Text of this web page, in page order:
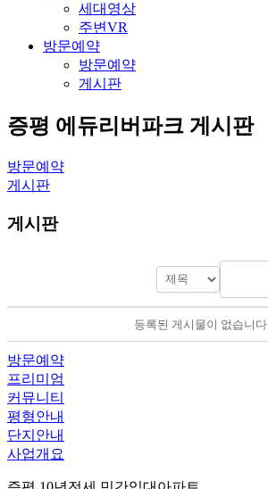
세대영상
주변VR
방문예약
방문예약
게시판
증평 에듀리버파크 게시판
방문예약
게시판
게시판
등록된 게시물이 없습니다
방문예약
프리미엄
커뮤니티
평형안내
단지안내
사업개요